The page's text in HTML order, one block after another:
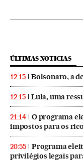
ÚLTIMAS NOTICIAS
12:15 Bolsonaro, a
12:15 Lula, uma
21:14
O programa
impostos para os
20:55
Programa
privilégios legais